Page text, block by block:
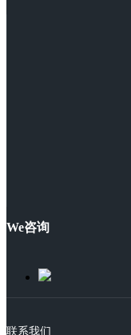
We咨询
联系我们